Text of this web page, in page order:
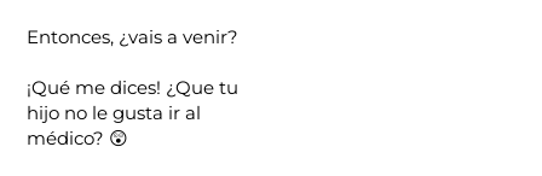
Entonces, ¿vais a venir?
¡Qué me dices! ¿Que tu
hijo no le gusta ir al
médico? 😲